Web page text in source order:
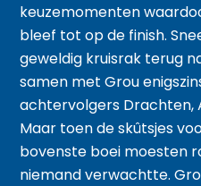
keuzemomenten
bleef tot op de finish.
geweldig kruisrak terug
samen met Grou
achtervolgers Drachten,
Maar toen de skûtsjes
bovenste boei moesten
niemand verwachtte.